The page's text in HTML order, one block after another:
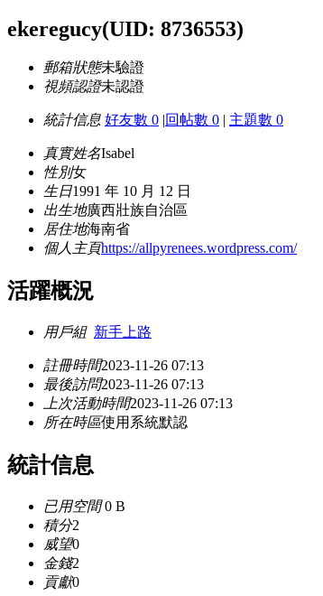
ekeregucy(UID: 8736553)
郵箱狀態未驗證
視頻認證未認證
統計信息 好友數 0 |回帖數 0 | 主題數 0
真實姓名Isabel
性別女
生日1991 年 10 月 12 日
出生地廣西壯族自治區
居住地海南省
個人主頁https://allpyrenees.wordpress.com/
活躍概況
用戶組 新手上路
註冊時間2023-11-26 07:13
最後訪問2023-11-26 07:13
上次活動時間2023-11-26 07:13
所在時區使用系統默認
統計信息
已用空間0 B
積分2
威望0
金錢2
貢獻0